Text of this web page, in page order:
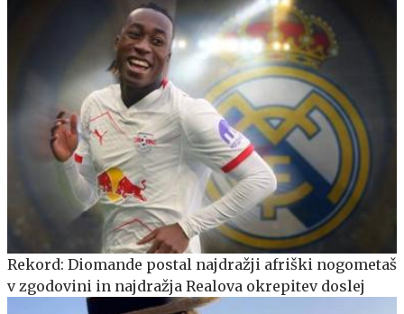
Rekord: Diomande postal najdražji afriški nogometaš
v zgodovini in najdražja Realova okrepitev doslej